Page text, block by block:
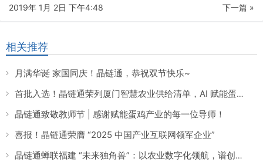
下一篇 »
2019年 1月 2日 下午4:48
相关推荐
月满华诞 家国同庆！晶链通，恭祝双节快乐~
首批入选！晶链通荣列厦门智慧农业供给清单，AI 赋能蛋鸡养殖引领产业数智化转型
晶链通致敬教师节 | 感谢赋能蛋鸡产业的每一位导师！
喜报！晶链通荣膺 “2025 中国产业互联网领军企业”
晶链通蝉联福建 “未来独角兽”：以农业数字化领航，谱创新时代华章